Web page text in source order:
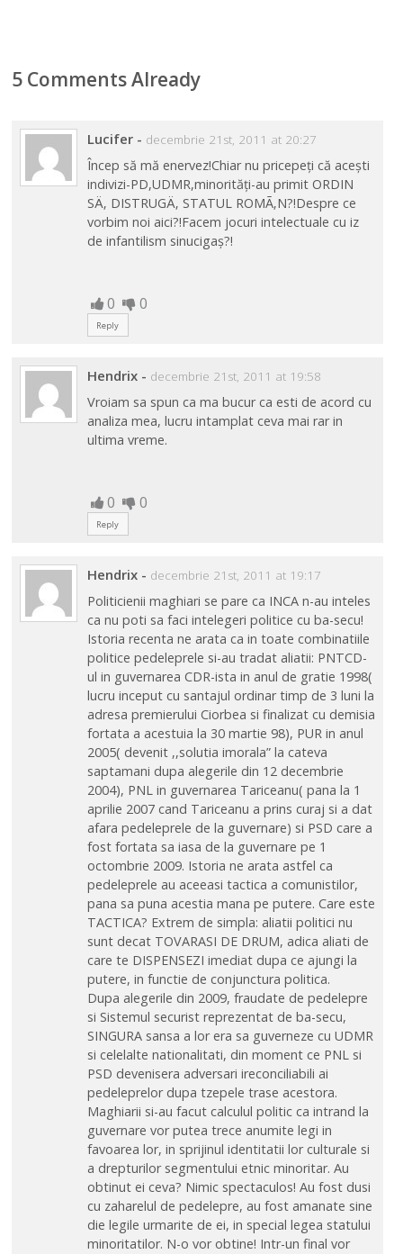
5 Comments Already
Lucifer - decembrie 21st, 2011 at 20:27
Încep să mă enervez!Chiar nu pricepeți că acești
indivizi-PD,UDMR,minorități-au primit ORDIN
SÄ‚ DISTRUGÄ‚ STATUL ROMÃ‚N?!Despre ce
vorbim noi aici?!Facem jocuri intelectuale cu iz
de infantilism sinucigaș?!
0 0
Reply
Hendrix - decembrie 21st, 2011 at 19:58
Vroiam sa spun ca ma bucur ca esti de acord cu
analiza mea, lucru intamplat ceva mai rar in
ultima vreme.
0 0
Reply
Hendrix - decembrie 21st, 2011 at 19:17
Politicienii maghiari se pare ca INCA n-au inteles
ca nu poti sa faci intelegeri politice cu ba-secu!
Istoria recenta ne arata ca in toate combinatiile
politice pedeleprele si-au tradat aliatii: PNTCD-
ul in guvernarea CDR-ista in anul de gratie 1998(
lucru inceput cu santajul ordinar timp de 3 luni la
adresa premierului Ciorbea si finalizat cu demisia
fortata a acestuia la 30 martie 98), PUR in anul
2005( devenit ,,solutia imorala” la cateva
saptamani dupa alegerile din 12 decembrie
2004), PNL in guvernarea Tariceanu( pana la 1
aprilie 2007 cand Tariceanu a prins curaj si a dat
afara pedeleprele de la guvernare) si PSD care a
fost fortata sa iasa de la guvernare pe 1
octombrie 2009. Istoria ne arata astfel ca
pedeleprele au aceeasi tactica a comunistilor,
pana sa puna acestia mana pe putere. Care este
TACTICA? Extrem de simpla: aliatii politici nu
sunt decat TOVARASI DE DRUM, adica aliati de
care te DISPENSEZI imediat dupa ce ajungi la
putere, in functie de conjunctura politica.
Dupa alegerile din 2009, fraudate de pedelepre
si Sistemul securist reprezentat de ba-secu,
SINGURA sansa a lor era sa guverneze cu UDMR
si celelalte nationalitati, din moment ce PNL si
PSD devenisera adversari ireconciliabili ai
pedeleprelor dupa tzepele trase acestora.
Maghiarii si-au facut calculul politic ca intrand la
guvernare vor putea trece anumite legi in
favoarea lor, in sprijinul identitatii lor culturale si
a drepturilor segmentului etnic minoritar. Au
obtinut ei ceva? Nimic spectaculos! Au fost dusi
cu zaharelul de pedelepre, au fost amanate sine
die legile urmarite de ei, in special legea statului
minoritatilor. N-o vor obtine! Intr-un final vor